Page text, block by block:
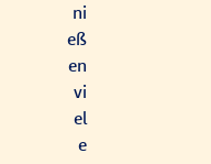
ni
eß
en
vi
el
e